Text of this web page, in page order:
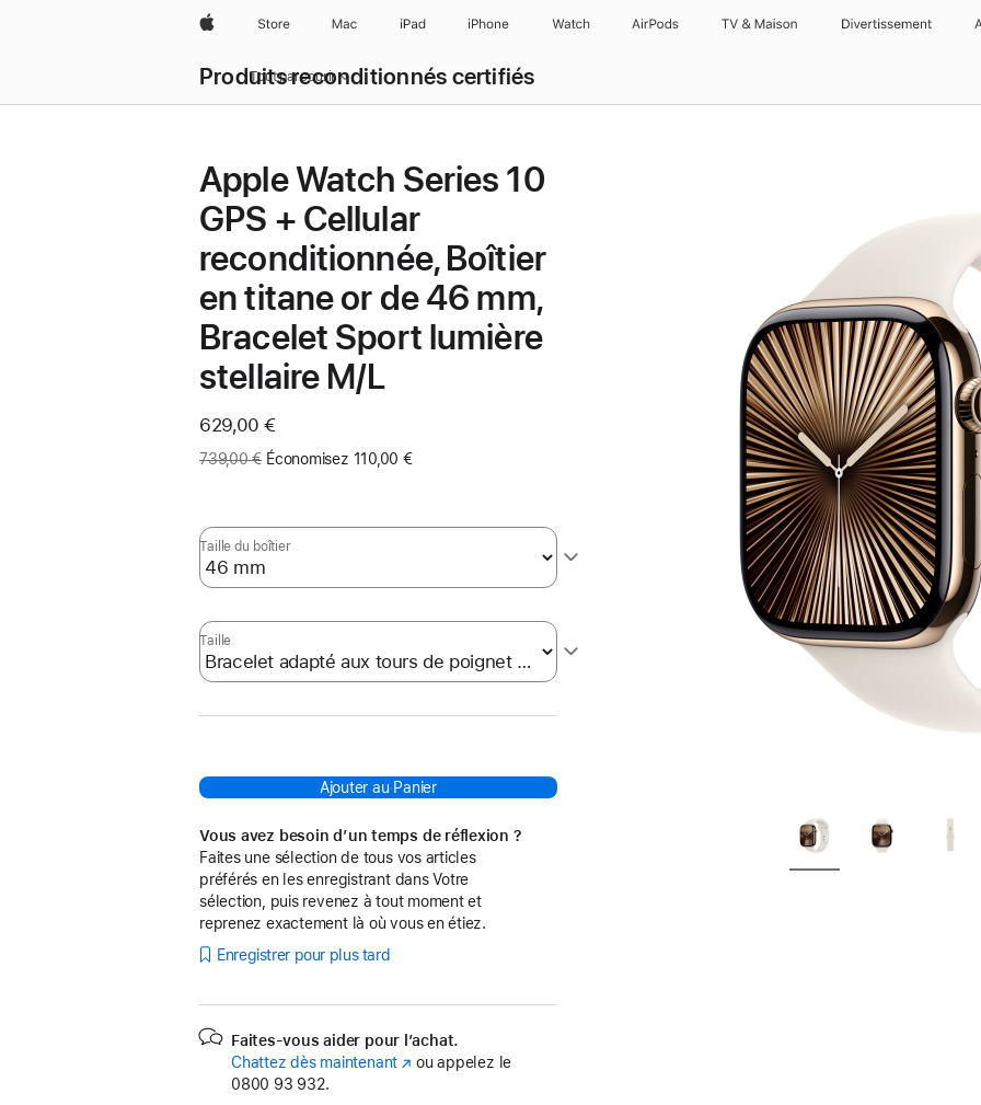
AppleStore Mac iPad iPhone Watch AirPods TV & Maison Divertissements
Produits reconditionnés certifiés
Tout parcourir
Apple Watch Series 10
GPS + Cellular
reconditionnée, Boîtier
en titane or de 46 mm,
Bracelet Sport lumière
stellaire M/L
Maintenant
629,00 €
Ancien
739,00 € Économisez 110,00 €
Taille du boîtier
Taille
Ajouter au Panier
Vous avez besoin d’un temps de réflexion ?
Faites une sélection de tous vos articles
préférés en les enregistrant dans Votre
sélection, puis revenez à tout moment et
reprenez exactement là où vous en étiez.
Enregistrer pour plus tard
Faites-vous aider pour l’achat.
Chattez dès maintenant (s’ouvre
ou appelez le
0800 93 932.